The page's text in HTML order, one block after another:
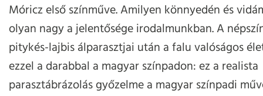
Móricz első színműve. Amilyen könnyedén és
olyan nagy a jelentősége irodalmunkban. A
pitykés-lajbis álparasztjai után a falu valóságos
ezzel a darabbal a magyar színpadon: ez a realista
parasztábrázolás győzelme a magyar színpadi